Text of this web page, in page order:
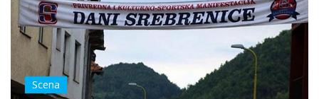
Scena